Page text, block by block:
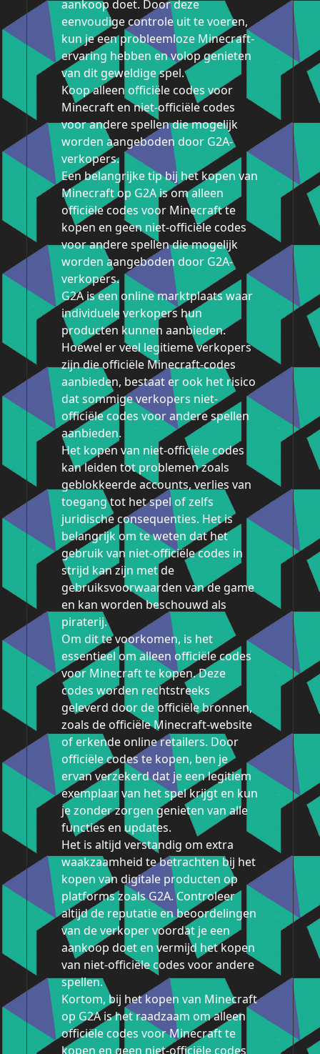
aankoop doet. Door deze
eenvoudige controle uit te voeren,
kun je een probleemloze Minecraft-
ervaring hebben en volop genieten
van dit geweldige spel.
Koop alleen officiële codes voor
Minecraft en niet-officiële codes
voor andere spellen die mogelijk
worden aangeboden door G2A-
verkopers.
Een belangrijke tip bij het kopen van
Minecraft op G2A is om alleen
officiële codes voor Minecraft te
kopen en geen niet-officiële codes
voor andere spellen die mogelijk
worden aangeboden door G2A-
verkopers.
G2A is een online marktplaats waar
individuele verkopers hun
producten kunnen aanbieden.
Hoewel er veel legitieme verkopers
zijn die officiële Minecraft-codes
aanbieden, bestaat er ook het risico
dat sommige verkopers niet-
officiële codes voor andere spellen
aanbieden.
Het kopen van niet-officiële codes
kan leiden tot problemen zoals
geblokkeerde accounts, verlies van
toegang tot het spel of zelfs
juridische consequenties. Het is
belangrijk om te weten dat het
gebruik van niet-officiële codes in
strijd kan zijn met de
gebruiksvoorwaarden van de game
en kan worden beschouwd als
piraterij.
Om dit te voorkomen, is het
essentieel om alleen officiële codes
voor Minecraft te kopen. Deze
codes worden rechtstreeks
geleverd door de officiële bronnen,
zoals de officiële Minecraft-website
of erkende online retailers. Door
officiële codes te kopen, ben je
ervan verzekerd dat je een legitiem
exemplaar van het spel krijgt en kun
je zonder zorgen genieten van alle
functies en updates.
Het is altijd verstandig om extra
waakzaamheid te betrachten bij het
kopen van digitale producten op
platforms zoals G2A. Controleer
altijd de reputatie en beoordelingen
van de verkoper voordat je een
aankoop doet en vermijd het kopen
van niet-officiële codes voor andere
spellen.
Kortom, bij het kopen van Minecraft
op G2A is het raadzaam om alleen
officiële codes voor Minecraft te
kopen en geen niet-officiële codes